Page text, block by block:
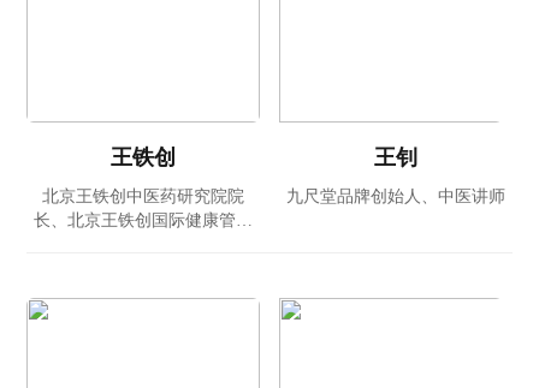
王铁创
北京王铁创中医药研究院院
长、北京王铁创国际健康管理
王钊
九尺堂品牌创始人、中医讲师